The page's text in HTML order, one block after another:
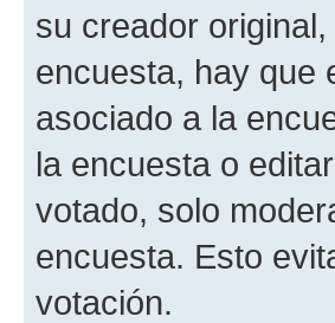
su creador
encuesta, hay que
asociado a la
la encuesta o
votado, solo
encuesta. Esto
votación.